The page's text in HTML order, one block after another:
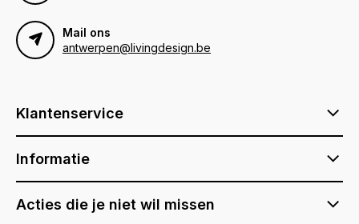
Mail ons
antwerpen@livingdesign.be
Klantenservice
Informatie
Acties die je niet wil missen